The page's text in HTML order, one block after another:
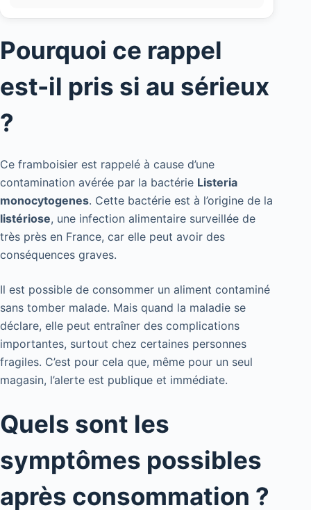
Pourquoi ce rappel
est-il pris si au sérieux
?
Ce framboisier est rappelé à cause d’une
contamination avérée par la bactérie Listeria
monocytogenes. Cette bactérie est à l’origine de la
listériose, une infection alimentaire surveillée de
très près en France, car elle peut avoir des
conséquences graves.
Il est possible de consommer un aliment contaminé
sans tomber malade. Mais quand la maladie se
déclare, elle peut entraîner des complications
importantes, surtout chez certaines personnes
fragiles. C’est pour cela que, même pour un seul
magasin, l’alerte est publique et immédiate.
Quels sont les
symptômes possibles
après consommation ?